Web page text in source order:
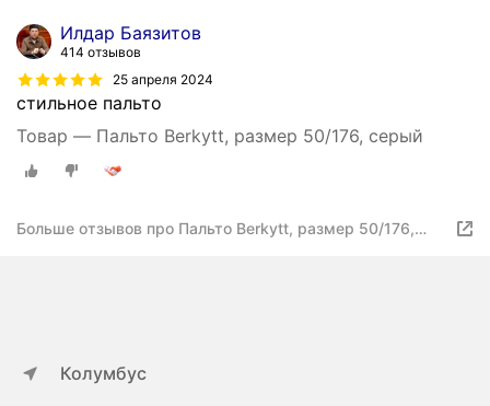
Илдар Баязитов
414 отзывов
25 апреля 2024
стильное пальто
Товар — Пальто Berkytt, размер 50/176, серый
Больше отзывов про Пальто Berkytt, размер 50/176,
Колумбус